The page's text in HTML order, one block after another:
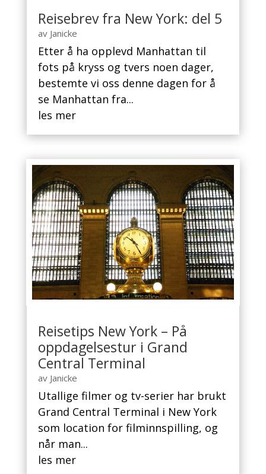
Reisebrev fra New York: del 5
av Janicke
Etter å ha opplevd Manhattan til
fots på kryss og tvers noen dager,
bestemte vi oss denne dagen for å
se Manhattan fra...
les mer
Reisetips New York – På
oppdagelsestur i Grand
Central Terminal
av Janicke
Utallige filmer og tv-serier har brukt
Grand Central Terminal i New York
som location for filminnspilling, og
når man...
les mer